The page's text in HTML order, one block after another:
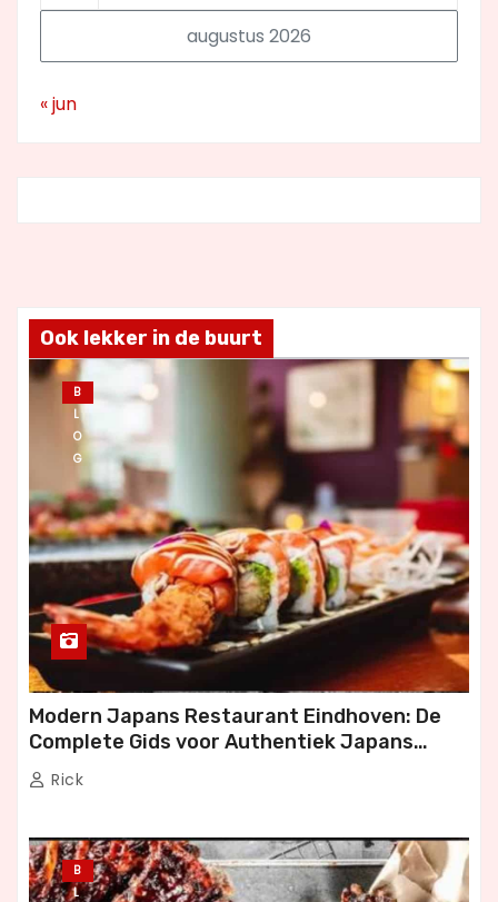
augustus 2026
« jun
Ook lekker in de buurt
B
L
O
G
Modern Japans Restaurant Eindhoven: De
Complete Gids voor Authentiek Japans
Dineren
Rick
B
L